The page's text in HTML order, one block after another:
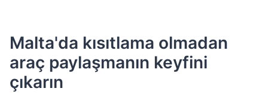
Malta'da kısıtlama olmadan
araç paylaşmanın keyfini
çıkarın